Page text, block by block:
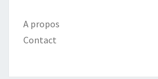
A propos
Contact